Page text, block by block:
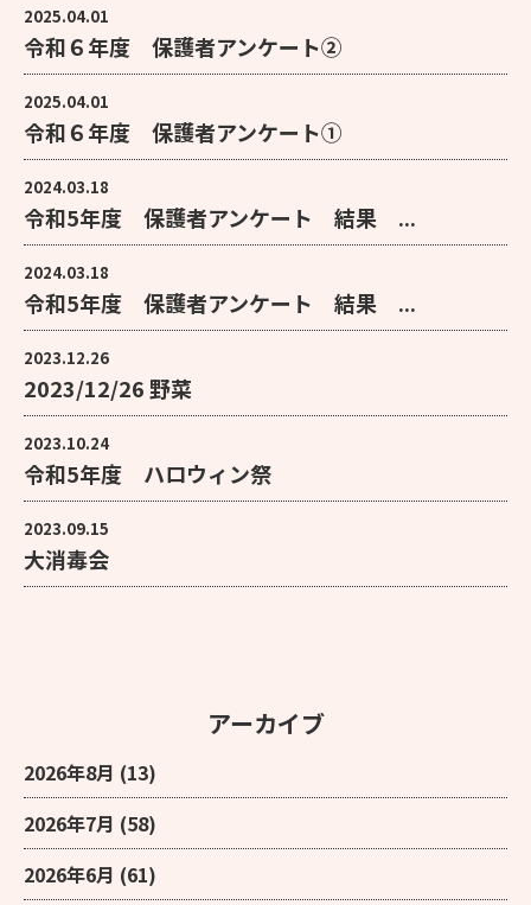
2025.04.01
令和６年度 保護者アンケート②
2025.04.01
令和６年度 保護者アンケート①
2024.03.18
令和5年度 保護者アンケート 結果 ...
2024.03.18
令和5年度 保護者アンケート 結果 ...
2023.12.26
2023/12/26 野菜
2023.10.24
令和5年度 ハロウィン祭
2023.09.15
大消毒会
アーカイブ
2026年8月 (13)
2026年7月 (58)
2026年6月 (61)